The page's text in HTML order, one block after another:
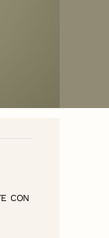
CON